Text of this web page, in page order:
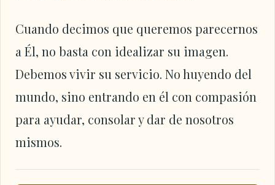
Cuando decimos que queremos parecernos
a Él, no basta con idealizar su imagen.
Debemos vivir su servicio. No huyendo del
mundo, sino entrando en él con compasión
para ayudar, consolar y dar de nosotros
mismos.